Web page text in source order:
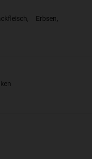
Erbsen,